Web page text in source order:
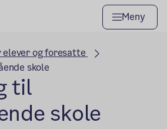
Meny
elever og foresatte
skole
til
skole